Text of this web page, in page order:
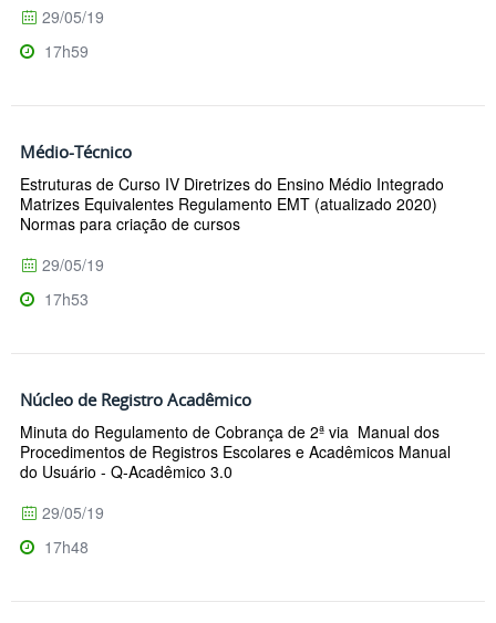
29/05/19
17h59
Médio-Técnico
Estruturas de Curso IV Diretrizes do Ensino Médio Integrado
Matrizes Equivalentes Regulamento EMT (atualizado 2020)
Normas para criação de cursos
29/05/19
17h53
Núcleo de Registro Acadêmico
Minuta do Regulamento de Cobrança de 2ª via Manual dos
Procedimentos de Registros Escolares e Acadêmicos Manual
do Usuário - Q-Acadêmico 3.0
29/05/19
17h48